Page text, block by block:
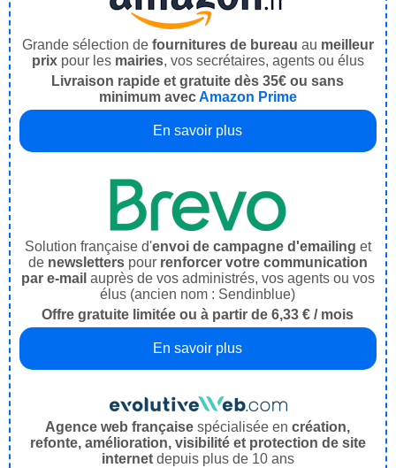
Grande sélection de fournitures de bureau au meilleur
prix pour les mairies, vos secrétaires, agents ou élus
Livraison rapide et gratuite dès 35€ ou sans
minimum avecAmazon Prime
En savoir plus
Solution française d'envoi de campagne d'emailing et
de newsletters pour renforcer votre communication
par e-mail auprès de vos administrés, vos agents ou vos
élus (ancien nom : Sendinblue)
Offre gratuite limitée ou à partir de 6,33 € / mois
En savoir plus
Agence web française spécialisée encréation,
refonte, amélioration, visibilité et protection de site
internet depuis plus de 10 ans